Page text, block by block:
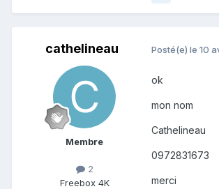
cathelineau
Membre
2
Freebox 4K
Posté(e) le 10
ok
mon nom
Cathelineau
0972831673
merci